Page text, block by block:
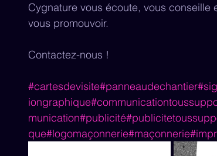
Cygnature vous écoute, vous
vous promouvoir.
Contactez-nous !
#cartesdevisite#panneaudechantier
iongraphique
munication#publicité
que#logomaçonnerie#maçonnerie